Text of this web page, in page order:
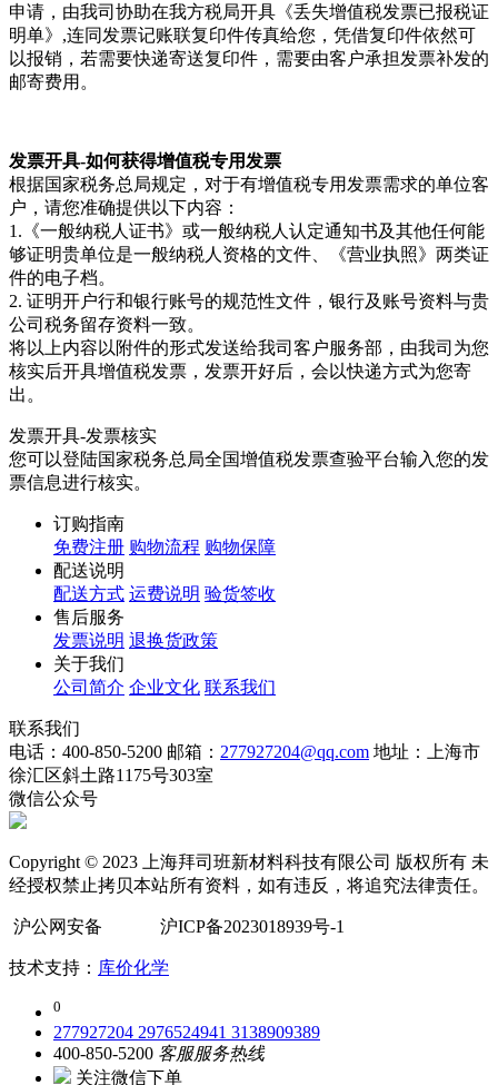
申请，由我司协助在我方税局开具《丢失增值税发票已报税证
明单》,连同发票记账联复印件传真给您，凭借复印件依然可
以报销，若需要快递寄送复印件，需要由客户承担发票补发的
邮寄费用。
发票开具-如何获得增值税专用发票
根据国家税务总局规定，对于有增值税专用发票需求的单位客
户，请您准确提供以下内容：
1.《一般纳税人证书》或一般纳税人认定通知书及其他任何能
够证明贵单位是一般纳税人资格的文件、《营业执照》两类证
件的电子档。
2. 证明开户行和银行账号的规范性文件，银行及账号资料与贵
公司税务留存资料一致。
将以上内容以附件的形式发送给我司客户服务部，由我司为您
核实后开具增值税发票，发票开好后，会以快递方式为您寄
出。
发票开具-发票核实
您可以登陆国家税务总局全国增值税发票查验平台输入您的发
票信息进行核实。
订购指南
免费注册 购物流程 购物保障
配送说明
配送方式 运费说明 验货签收
售后服务
发票说明 退换货政策
关于我们
公司简介 企业文化 联系我们
联系我们
电话：400-850-5200 邮箱： 277927204@qq.com 地址：上海市
徐汇区斜土路1175号303室
微信公众号
Copyright © 2023 上海拜司班新材料科技有限公司 版权所有 未
经授权禁止拷贝本站所有资料，如有违反，将追究法律责任。
沪公网安备 沪ICP备2023018939号-1
技术支持： 库价化学
0
277927204 2976524941 3138909389
400-850-5200 客服服务热线
关注微信下单